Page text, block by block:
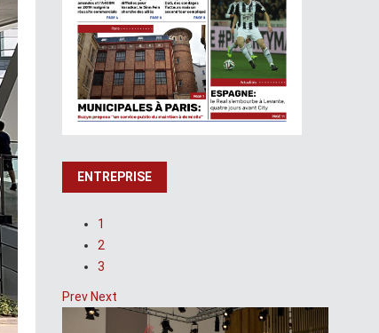
ENTREPRISE
1
2
3
Prev Next